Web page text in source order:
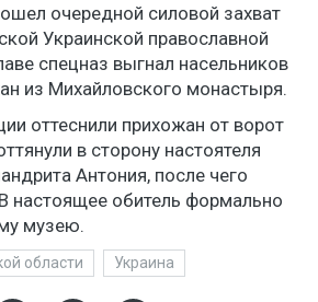
очередной силовой захват
Украинской православной
спецназ выгнал насельников
из Михайловского монастыря.
оттеснили прихожан от ворот
в сторону настоятеля
Антония, после чего
настоящее обитель формально
музею.
области Украина